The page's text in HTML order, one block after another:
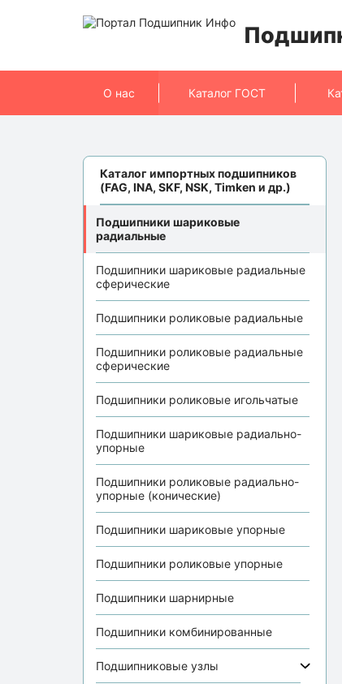
О нас Каталог ГОСТ
Каталог импортных подшипников
(FAG, INA, SKF, NSK, Timken и др.)
Подшипники шариковые
радиальные
Подшипники шариковые радиальные
сферические
Подшипники роликовые радиальные
Подшипники роликовые радиальные
сферические
Подшипники роликовые игольчатые
Подшипники шариковые радиально-
упорные
Подшипники роликовые радиально-
упорные (конические)
Подшипники шариковые упорные
Подшипники роликовые упорные
Подшипники шарнирные
Подшипники комбинированные
Подшипниковые узлы